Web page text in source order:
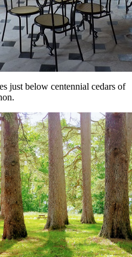
just below centennial cedars of